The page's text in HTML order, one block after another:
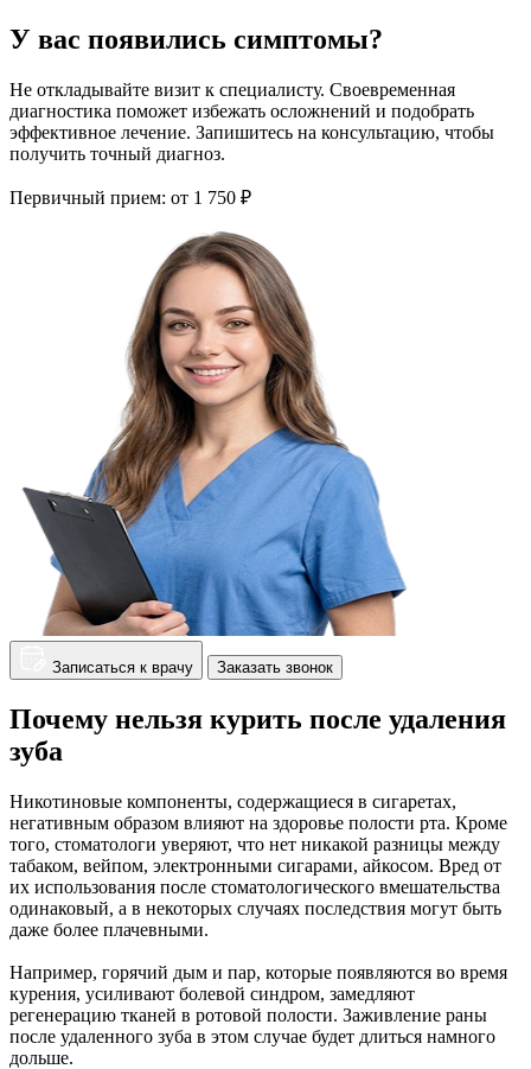
У вас появились симптомы?
Не откладывайте визит к специалисту. Своевременная
диагностика поможет избежать осложнений и подобрать
эффективное лечение. Запишитесь на консультацию, чтобы
получить точный диагноз.
Первичный прием: от 1 750 ₽
Записаться к врачу Заказать звонок
Почему нельзя курить после удаления
зуба
Никотиновые компоненты, содержащиеся в сигаретах,
негативным образом влияют на здоровье полости рта. Кроме
того, стоматологи уверяют, что нет никакой разницы между
табаком, вейпом, электронными сигарами, айкосом. Вред от
их использования после стоматологического вмешательства
одинаковый, а в некоторых случаях последствия могут быть
даже более плачевными.
Например, горячий дым и пар, которые появляются во время
курения, усиливают болевой синдром, замедляют
регенерацию тканей в ротовой полости. Заживление раны
после удаленного зуба в этом случае будет длиться намного
дольше.